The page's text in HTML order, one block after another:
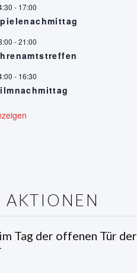
- 17:00
-21:00
- 16:30
AKTIONEN
Tag der offenen Tür der